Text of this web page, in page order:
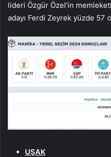
lideri Özgür Özel’in
adayı Ferdi Zeyrek yüzde 57
UŞAK